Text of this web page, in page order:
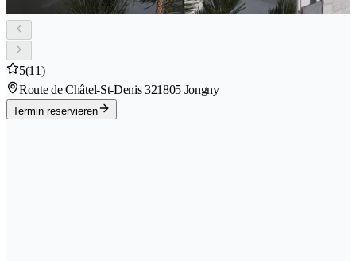
5(11)
Route de Châtel-St-Denis 321805 Jongny
Termin reservieren